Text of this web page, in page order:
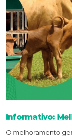
Informativo:
O melhoramento